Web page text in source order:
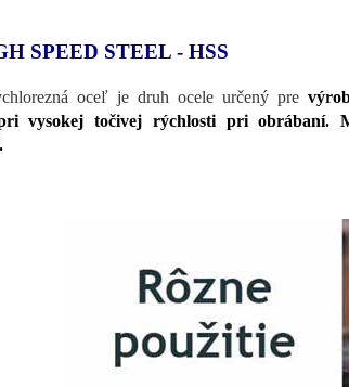
SPEED STEEL - HSS
oceľ je druh ocele určený pre
vysokej točivej rýchlosti pri obrábaní.